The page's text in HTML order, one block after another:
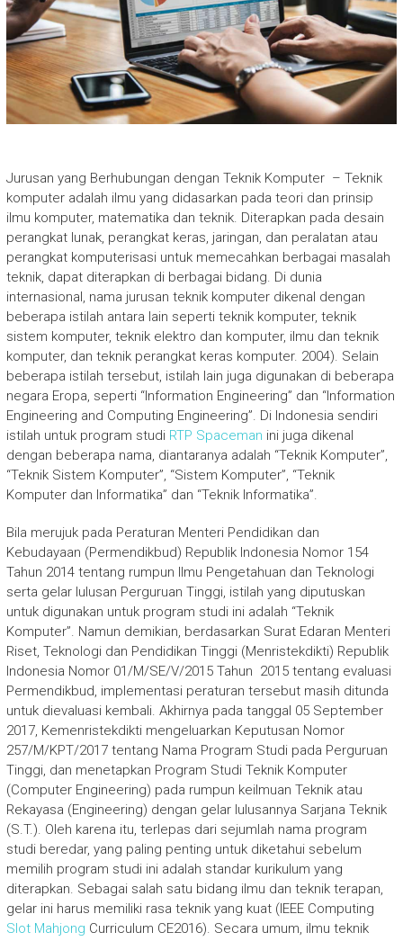
Jurusan yang Berhubungan dengan Teknik Komputer – Teknik
komputer adalah ilmu yang didasarkan pada teori dan prinsip
ilmu komputer, matematika dan teknik. Diterapkan pada desain
perangkat lunak, perangkat keras, jaringan, dan peralatan atau
perangkat komputerisasi untuk memecahkan berbagai masalah
teknik, dapat diterapkan di berbagai bidang. Di dunia
internasional, nama jurusan teknik komputer dikenal dengan
beberapa istilah antara lain seperti teknik komputer, teknik
sistem komputer, teknik elektro dan komputer, ilmu dan teknik
komputer, dan teknik perangkat keras komputer. 2004). Selain
beberapa istilah tersebut, istilah lain juga digunakan di beberapa
negara Eropa, seperti “Information Engineering” dan “Information
Engineering and Computing Engineering”. Di Indonesia sendiri
istilah untuk program studi RTP Spaceman ini juga dikenal
dengan beberapa nama, diantaranya adalah “Teknik Komputer”,
“Teknik Sistem Komputer”, “Sistem Komputer”, “Teknik
Komputer dan Informatika” dan “Teknik Informatika”.
Bila merujuk pada Peraturan Menteri Pendidikan dan
Kebudayaan (Permendikbud) Republik Indonesia Nomor 154
Tahun 2014 tentang rumpun Ilmu Pengetahuan dan Teknologi
serta gelar lulusan Perguruan Tinggi, istilah yang diputuskan
untuk digunakan untuk program studi ini adalah “Teknik
Komputer”. Namun demikian, berdasarkan Surat Edaran Menteri
Riset, Teknologi dan Pendidikan Tinggi (Menristekdikti) Republik
Indonesia Nomor 01/M/SE/V/2015 Tahun 2015 tentang evaluasi
Permendikbud, implementasi peraturan tersebut masih ditunda
untuk dievaluasi kembali. Akhirnya pada tanggal 05 September
2017, Kemenristekdikti mengeluarkan Keputusan Nomor
257/M/KPT/2017 tentang Nama Program Studi pada Perguruan
Tinggi, dan menetapkan Program Studi Teknik Komputer
(Computer Engineering) pada rumpun keilmuan Teknik atau
Rekayasa (Engineering) dengan gelar lulusannya Sarjana Teknik
(S.T.). Oleh karena itu, terlepas dari sejumlah nama program
studi beredar, yang paling penting untuk diketahui sebelum
memilih program studi ini adalah standar kurikulum yang
diterapkan. Sebagai salah satu bidang ilmu dan teknik terapan,
gelar ini harus memiliki rasa teknik yang kuat (IEEE Computing
Slot Mahjong Curriculum CE2016). Secara umum, ilmu teknik